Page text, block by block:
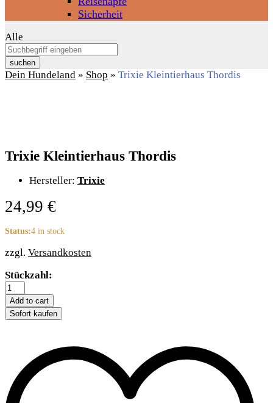
Sicherheit
Alle
suchen
Dein Hundeland » Shop » Trixie Kleintierhaus Thordis
Trixie Kleintierhaus Thordis
Hersteller: Trixie
24,99 €
Status:4 in stock
zzgl. Versandkosten
Trixie
Kleintierhaus
Thordis
quantity
Stückzahl:
Add to cart
Sofort kaufen